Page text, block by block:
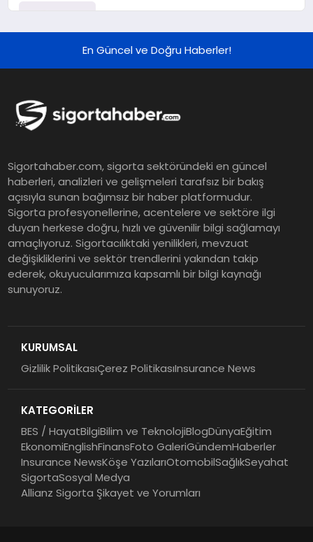
Finansal Sonuçlarını Açıkladı
Grup Müdürü Olarak Atandı
Mevduat kısa vadeyi, koruma
ürünleri uzun vadeyi tutuyor
Şekerbank 2026 İlk Yarı Finansal
Sonuçları
EY Küresel Siber Güvenlik
Dayanıklılık
En Güncel ve Doğru Haberler!
Sigortahaber.com, sigorta sektöründeki en güncel
haberleri, analizleri ve gelişmeleri tarafsız bir bakış
açısıyla sunan bağımsız bir haber platformudur.
Sigorta profesyonellerine, acentelere ve sektöre ilgi
duyan herkese doğru, hızlı ve güvenilir bilgi sağlamayı
amaçlıyoruz. Sigortacılıktaki yenilikleri, mevzuat
değişikliklerini ve sektör trendlerini yakından takip
ederek, okuyucularımıza kapsamlı bir bilgi kaynağı
sunuyoruz.
KURUMSAL
Gizlilik PolitikasıÇerez PolitikasıInsurance News
KATEGORİLER
BES / HayatBilgiBilim ve TeknolojiBlogDünyaEğitim
EkonomiEnglishFinansFoto GaleriGündemHaberler
Insurance NewsKöşe YazılarıOtomobilSağlıkSeyahat
SigortaSosyal Medya
Allianz Sigorta Şikayet ve Yorumları